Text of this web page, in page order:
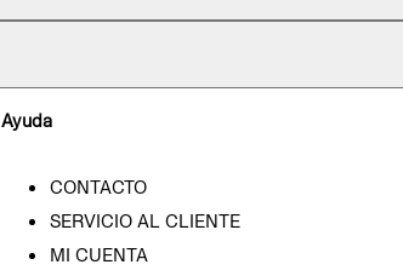
Ayuda
CONTACTO
SERVICIO AL CLIENTE
MI CUENTA